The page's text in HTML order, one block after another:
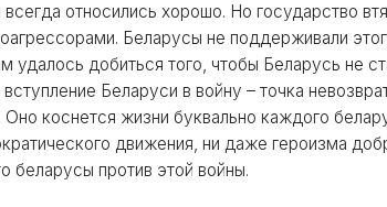
относились хорошо. Но государство
Беларусы не поддерживали
удалось добиться того, чтобы Беларусь не
Беларуси в войну – точка
Оно коснется жизни буквально каждого
движения, ни даже героизма
беларусы против этой войны.